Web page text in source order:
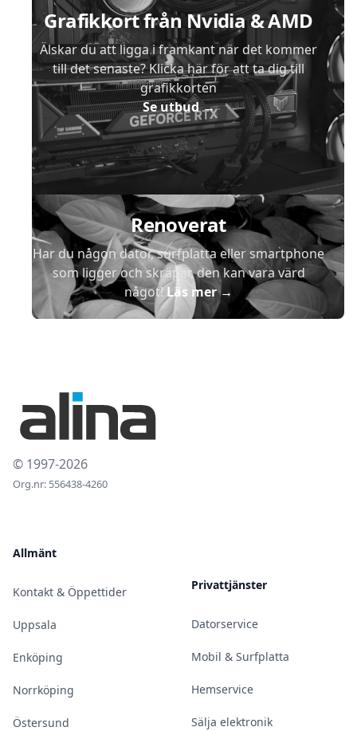
Grafikkort från Nvidia & AMD
Älskar du att ligga i framkant när det kommer
till det senaste? Klicka här för att ta dig till
grafikkorten
Se utbud→
Renoverat
Har du någon dator, surfplatta eller smartphone
som ligger och skräpar, den kan vara värd
något!Läs mer→
© 1997-2026
Org.nr: 556438-4260
Allmänt
Kontakt & Öppettider
Uppsala
Enköping
Norrköping
Östersund
Privattjänster
Datorservice
Mobil & Surfplatta
Hemservice
Sälja elektronik